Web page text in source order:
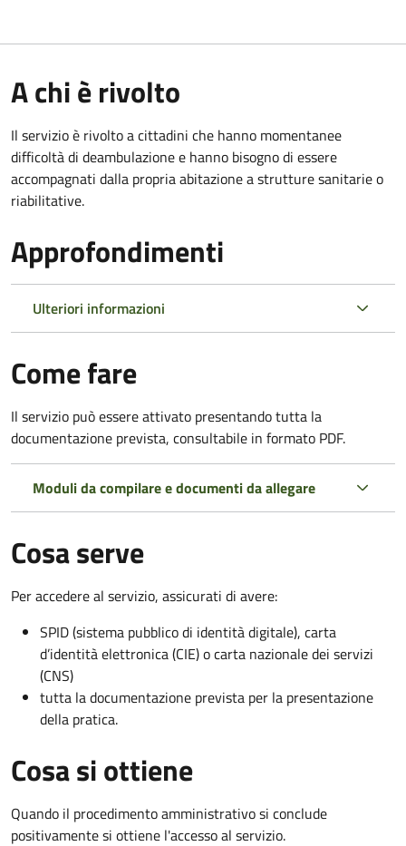
A chi è rivolto
Il servizio è rivolto a cittadini che hanno momentanee
difficoltà di deambulazione e hanno bisogno di essere
accompagnati dalla propria abitazione a strutture sanitarie o
riabilitative.
Approfondimenti
Ulteriori informazioni
Come fare
Il servizio può essere attivato presentando tutta la
documentazione prevista, consultabile in formato PDF.
Moduli da compilare e documenti da allegare
Cosa serve
Per accedere al servizio, assicurati di avere:
SPID (sistema pubblico di identità digitale), carta
d’identità elettronica (CIE) o carta nazionale dei servizi
(CNS)
tutta la documentazione prevista per la presentazione
della pratica.
Cosa si ottiene
Quando il procedimento amministrativo si conclude
positivamente si ottiene l'accesso al servizio.